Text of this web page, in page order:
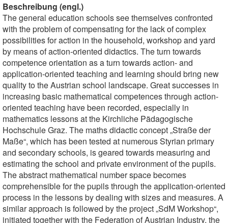
Beschreibung (engl.)
The general education schools see themselves confronted
with the problem of compensating for the lack of complex
possibilities for action in the household, workshop and yard
by means of action-oriented didactics. The turn towards
competence orientation as a turn towards action- and
application-oriented teaching and learning should bring new
quality to the Austrian school landscape. Great successes in
increasing basic mathematical competences through action-
oriented teaching have been recorded, especially in
mathematics lessons at the Kirchliche Pädagogische
Hochschule Graz. The maths didactic concept „Straße der
Maße“, which has been tested at numerous Styrian primary
and secondary schools, is geared towards measuring and
estimating the school and private environment of the pupils.
The abstract mathematical number space becomes
comprehensible for the pupils through the application-oriented
process in the lessons by dealing with sizes and measures. A
similar approach is followed by the project „SdM Workshop“,
initiated together with the Federation of Austrian Industry, the